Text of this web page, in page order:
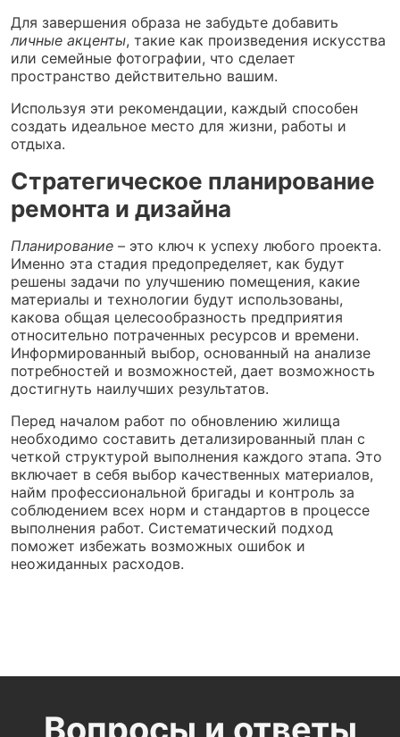
Для завершения образа не забудьте добавить
личные акценты, такие как произведения искусства
или семейные фотографии, что сделает
пространство действительно вашим.
Используя эти рекомендации, каждый способен
создать идеальное место для жизни, работы и
отдыха.
Стратегическое планирование
ремонта и дизайна
Планирование – это ключ к успеху любого проекта.
Именно эта стадия предопределяет, как будут
решены задачи по улучшению помещения, какие
материалы и технологии будут использованы,
какова общая целесообразность предприятия
относительно потраченных ресурсов и времени.
Информированный выбор, основанный на анализе
потребностей и возможностей, дает возможность
достигнуть наилучших результатов.
Перед началом работ по обновлению жилища
необходимо составить детализированный план с
четкой структурой выполнения каждого этапа. Это
включает в себя выбор качественных материалов,
найм профессиональной бригады и контроль за
соблюдением всех норм и стандартов в процессе
выполнения работ. Систематический подход
поможет избежать возможных ошибок и
неожиданных расходов.
Вопросы и ответы